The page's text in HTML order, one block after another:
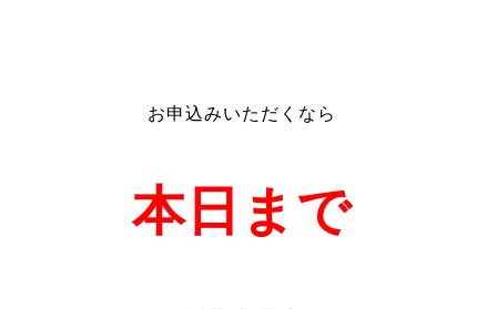
お申込みいただくなら
本日まで